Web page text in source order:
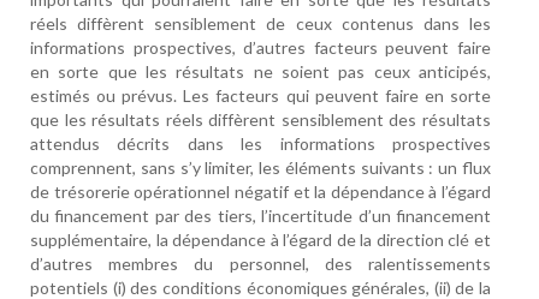
réels diffèrent sensiblement de ceux contenus dans les
informations prospectives, d’autres facteurs peuvent faire
en sorte que les résultats ne soient pas ceux anticipés,
estimés ou prévus. Les facteurs qui peuvent faire en sorte
que les résultats réels diffèrent sensiblement des résultats
attendus décrits dans les informations prospectives
comprennent, sans s’y limiter, les éléments suivants : un flux
de trésorerie opérationnel négatif et la dépendance à l’égard
du financement par des tiers, l’incertitude d’un financement
supplémentaire, la dépendance à l’égard de la direction clé et
d’autres membres du personnel, des ralentissements
potentiels (i) des conditions économiques générales, (ii) de la